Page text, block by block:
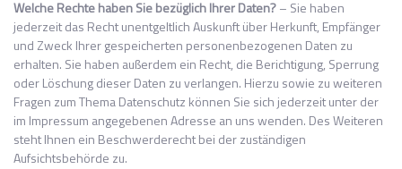
Welche Rechte haben Sie bezüglich Ihrer Daten?– Sie haben
jederzeit das Recht unentgeltlich Auskunft über Herkunft, Empfänger
und Zweck Ihrer gespeicherten personenbezogenen Daten zu
erhalten. Sie haben außerdem ein Recht, die Berichtigung, Sperrung
oder Löschung dieser Daten zu verlangen. Hierzu sowie zu weiteren
Fragen zum Thema Datenschutz können Sie sich jederzeit unter der
im Impressum angegebenen Adresse an uns wenden. Des Weiteren
steht Ihnen ein Beschwerderecht bei der zuständigen
Aufsichtsbehörde zu.